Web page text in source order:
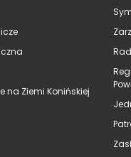
na Ziemi Konińskiej